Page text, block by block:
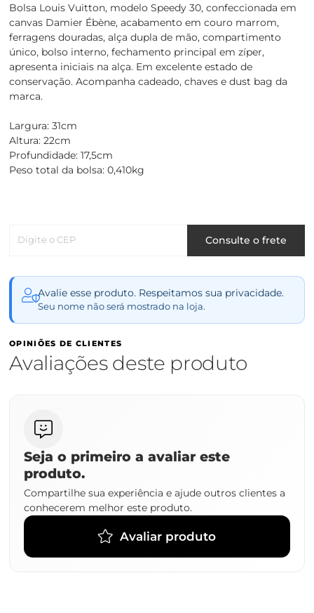
Bolsa Louis Vuitton, modelo Speedy 30, confeccionada em
canvas Damier Ébène, acabamento em couro marrom,
ferragens douradas, alça dupla de mão, compartimento
único, bolso interno, fechamento principal em zíper,
apresenta iniciais na alça. Em excelente estado de
conservação. Acompanha cadeado, chaves e dust bag da
marca.
Largura: 31cm
Altura: 22cm
Profundidade: 17,5cm
Peso total da bolsa: 0,410kg
Digite o CEP Consulte o frete
Avalie esse produto. Respeitamos sua privacidade.
Seu nome não será mostrado na loja.
OPINIÕES DE CLIENTES
Avaliações deste produto
Seja o primeiro a avaliar este
produto.
Compartilhe sua experiência e ajude outros clientes a
conhecerem melhor este produto.
Avaliar produto